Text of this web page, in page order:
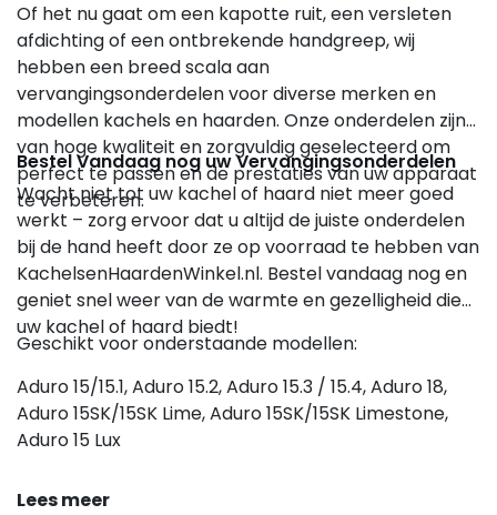
Of het nu gaat om een kapotte ruit, een versleten
afdichting of een ontbrekende handgreep, wij
hebben een breed scala aan
vervangingsonderdelen voor diverse merken en
modellen kachels en haarden. Onze onderdelen zijn
van hoge kwaliteit en zorgvuldig geselecteerd om
perfect te passen en de prestaties van uw apparaat
te verbeteren.
Bestel Vandaag nog uw Vervangingsonderdelen
Wacht niet tot uw kachel of haard niet meer goed
werkt – zorg ervoor dat u altijd de juiste onderdelen
bij de hand heeft door ze op voorraad te hebben van
KachelsenHaardenWinkel.nl. Bestel vandaag nog en
geniet snel weer van de warmte en gezelligheid die
uw kachel of haard biedt!
Geschikt voor onderstaande modellen:
Aduro 15/15.1, Aduro 15.2, Aduro 15.3 / 15.4, Aduro 18,
Aduro 15SK/15SK Lime, Aduro 15SK/15SK Limestone,
Aduro 15 Lux
Lees meer